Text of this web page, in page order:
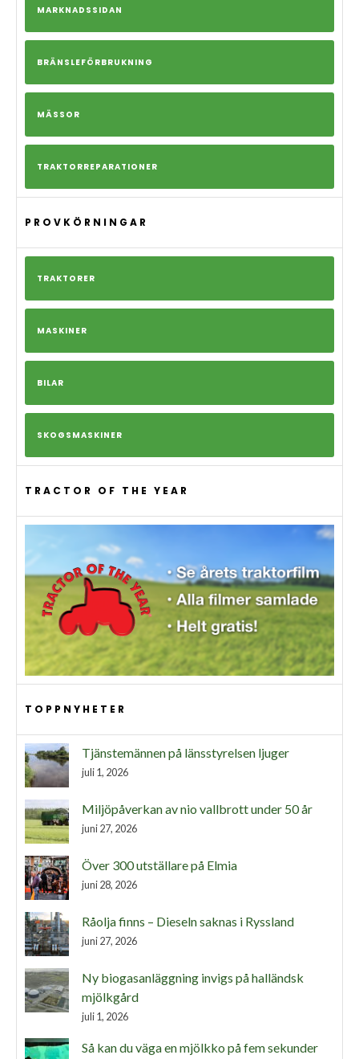
MARKNADSSIDAN
BRÄNSLEFÖRBRUKNING
MÄSSOR
TRAKTORREPARATIONER
PROVKÖRNINGAR
TRAKTORER
MASKINER
BILAR
SKOGSMASKINER
TRACTOR OF THE YEAR
TOPPNYHETER
Tjänstemännen på länsstyrelsen ljuger
juli 1, 2026
Miljöpåverkan av nio vallbrott under 50 år
juni 27, 2026
Över 300 utställare på Elmia
juni 28, 2026
Råolja finns – Dieseln saknas i Ryssland
juni 27, 2026
Ny biogasanläggning invigs på halländsk
mjölkgård
juli 1, 2026
Så kan du väga en mjölkko på fem sekunder